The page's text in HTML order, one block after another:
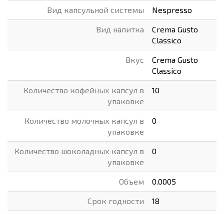
Вид капсульной системы Nespresso
Вид напитка
Crema Gusto
Classico
Вкус
Crema Gusto
Classico
Количество кофейных капсул в
упаковке
10
Количество молочных капсул в
упаковке
0
Количество шоколадных капсул в
упаковке
0
Объем 0.0005
Срок годности 18